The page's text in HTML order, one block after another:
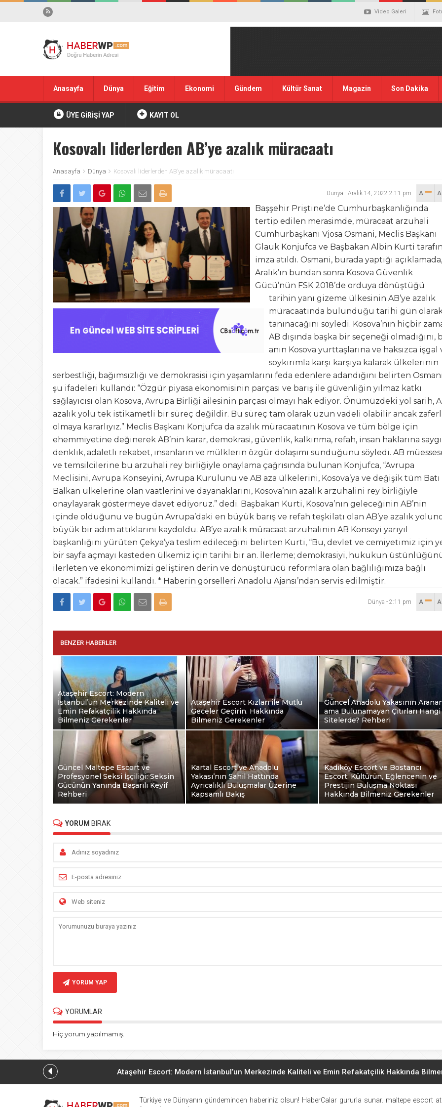
Video Galeri
Anasayfa Dünya Eğitim Ekonomi Gündem Kültür Sanat Magazin Son Dakika
ÜYE GİRİŞİ YAP KAYIT OL
Kosovalı liderlerden AB’ye azalık müracaatı
Anasayfa Dünya Kosovalı liderlerden AB’ye azalık müracaatı
Dünya - Aralık 14, 2022 2:11 pm A
Başşehir Priştine’de Cumhurbaşkanlığında
tertip edilen merasimde, müracaat arzuhali
Cumhurbaşkanı Vjosa Osmani, Meclis Başkanı
Glauk Konjufca ve Başbakan Albin Kurti
imza atıldı. Osmani, burada yaptığı
Aralık’ın bundan sonra Kosova Güvenlik
Gücü’nün FSK 2018’de orduya dönüştüğü
tarihin yanı gizeme ülkesinin AB’ye azalık
müracaatında bulunduğu tarihi gün
tanınacağını söyledi. Kosova’nın hiçbir
AB dışında başka bir seçeneği olmadığını,
anın Kosova yurttaşlarına ve haksızca işgal
soykırımla karşı karşıya kalarak ülkelerinin
serbestliği, bağımsızlığı ve demokrasisi için yaşamlarını feda edenlere adandığını belirten
şu ifadeleri kullandı: “Özgür piyasa ekonomisinin parçası ve barış ile güvenliğin yılmaz katkı
sağlayıcısı olan Kosova, Avrupa Birliği ailesinin parçası olmayı hak ediyor. Önümüzdeki yol sarih,
azalık yolu tek istikametli bir süreç değildir. Bu süreç tam olarak uzun vadeli olabilir ancak
olmaya kararlıyız.” Meclis Başkanı Konjufca da azalık müracaatının Kosova ve tüm bölge için
ehemmiyetine değinerek AB’nin karar, demokrasi, güvenlik, kalkınma, refah, insan haklarına
denklik, adaletli rekabet, insanların ve mülklerin özgür dolaşımı sunduğunu söyledi. AB
ve temsilcilerine bu arzuhali rey birliğiyle onaylama çağrısında bulunan Konjufca, “Avrupa
Meclisini, Avrupa Konseyini, Avrupa Kurulunu ve AB aza ülkelerini, Kosova’ya ve değişik tüm Batı
Balkan ülkelerine olan vaatlerini ve dayanaklarını, Kosova’nın azalık arzuhalini rey birliğiyle
onaylayarak göstermeye davet ediyoruz.” dedi. Başbakan Kurti, Kosova’nın geleceğinin AB’nin
içinde olduğunu ve bugün Avrupa’daki en büyük barış ve refah teşkilatı olan AB’ye azalık
büyük bir adım attıklarını kaydoldu. AB’ye azalık müracaat arzuhalinin AB Konseyi yarıyıl
başkanlığını yürüten Çekya’ya teslim edileceğini belirten Kurti, “Bu, devlet ve cemiyetimiz için
bir sayfa açmayı kasteden ülkemiz için tarihi bir an. İlerleme; demokrasiyi, hukukun
ilerleten ve ekonomimizi geliştiren derin ve dönüştürücü reformlara olan bağlılığımıza bağlı
olacak.” ifadesini kullandı. * Haberin görselleri Anadolu Ajansı’ndan servis edilmiştir.
Dünya - 2:11 pm A
BENZER HABERLER
Ataşehir Escort: Modern
İstanbul’un Merkezinde Kaliteli ve
Emin Refakatçilik Hakkında
Bilmeniz Gerekenler
Ataşehir Escort Kızları ile Mutlu
Geceler Geçirin. Hakkında
Bilmeniz Gerekenler
Güncel Anadolu Yakasının
ama Bulunamayan Çıtırları Hangi
Sitelerde? Rehberi
Güncel Maltepe Escort ve
Profesyonel Seksi İşçiliği: Seksin
Gücünün Yanında Başarılı Keyif
Rehberi
Kartal Escort ve Anadolu
Yakası’nın Sahil Hattında
Ayrıcalıklı Buluşmalar Üzerine
Kapsamlı Bakış
Kadıköy Escort ve Bostancı
Escort: Kültürün, Eğlencenin ve
Prestijin Buluşma Noktası
Hakkında Bilmeniz Gerekenler
YORUM BIRAK
YORUM YAP
YORUMLAR
Hiç yorum yapılmamış.
Ataşehir Escort: Modern İstanbul’un Merkezinde Kaliteli ve Emin Refakatçilik Hakkında
Ataşehir Escort Kızları ile Mutlu Geceler Geçirin. Hakkında Bilmeniz
Türkiye ve Dünyanın gündeminden haberiniz olsun! HaberCalar gururla sunar. maltepe escort